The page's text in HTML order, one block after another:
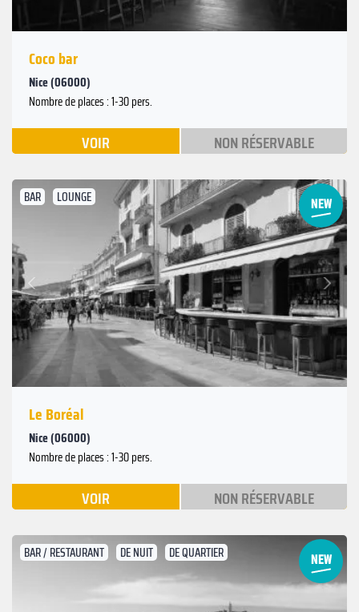
Coco bar
Nice (06000)
Nombre de places : 1-30 pers.
VOIR NON RÉSERVABLE
BAR LOUNGE
Précédent
Suivant
Le Boréal
Nice (06000)
Nombre de places : 1-30 pers.
VOIR NON RÉSERVABLE
BAR / RESTAURANT DE NUIT DE QUARTIER